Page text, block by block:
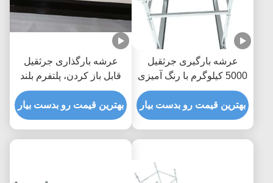
عرشه بارگیری جرثقیل
5000 کیلوگرم با رنگ آمیزی
اپوکسی MLP2800-H
بهترین قیمت رو بدست بیار
عرشه بارگذاری جرثقیل
قابل باز کردن، پلتفرم بلند
کردن مواد 5000 کیلوگرم
بهترین قیمت رو بدست بیار